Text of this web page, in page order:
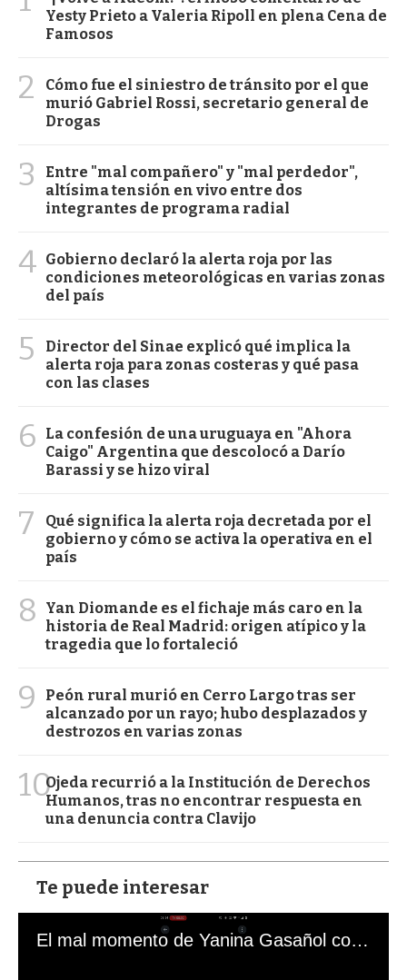
Yesty Prieto a Valeria Ripoll en plena Cena de
Famosos
2
Cómo fue el siniestro de tránsito por el que
murió Gabriel Rossi, secretario general de
Drogas
3
Entre "mal compañero" y "mal perdedor",
altísima tensión en vivo entre dos
integrantes de programa radial
4 Gobierno declaró la alerta roja por las
condiciones meteorológicas en varias zonas
del país
5
Director del Sinae explicó qué implica la
alerta roja para zonas costeras y qué pasa
con las clases
6
La confesión de una uruguaya en "Ahora
Caigo" Argentina que descolocó a Darío
Barassi y se hizo viral
7
Qué significa la alerta roja decretada por el
gobierno y cómo se activa la operativa en el
país
8
Yan Diomande es el fichaje más caro en la
historia de Real Madrid: origen atípico y la
tragedia que lo fortaleció
9
Peón rural murió en Cerro Largo tras ser
alcanzado por un rayo; hubo desplazados y
destrozos en varias zonas
10Ojeda recurrió a la Institución de Derechos
Humanos, tras no encontrar respuesta en
una denuncia contra Clavijo
Te puede interesar
El mal momento de Yanina Gasañol con un hincha argentino en "Subrayado"